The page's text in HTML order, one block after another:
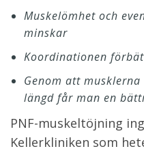
Muskelömhet och
minskar
Koordinationen
Genom att
längd får man en
PNF-muskeltöjning
Kellerkliniken som